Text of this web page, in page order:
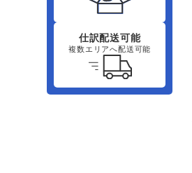
仕訳配送可能
複数エリアへ配送可能